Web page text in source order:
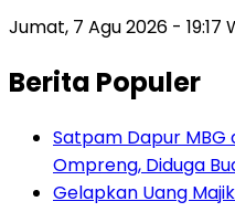
Jumat, 7 Agu 2026 - 19:17
Berita Populer
Satpam Dapur MBG
Ompreng, Diduga
Gelapkan Uang